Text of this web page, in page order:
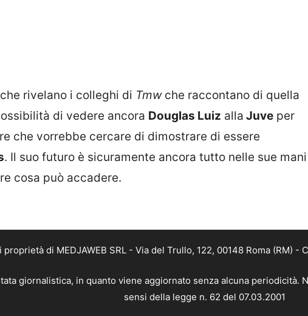
rivelano i colleghi di Tmwche raccontano di quella
di vedere ancora Douglas Luiz alla Juve per
che vorrebbe cercare di dimostrare di essere
. Il suo futuro è sicuramente ancora tutto nelle sue
cosa può accadere.
di MEDJAWEB SRL - Via del Trullo, 122, 00148 Roma (RM) -
giornalistica, in quanto viene aggiornato senza alcuna
sensi della legge n. 62 del 07.03.2001